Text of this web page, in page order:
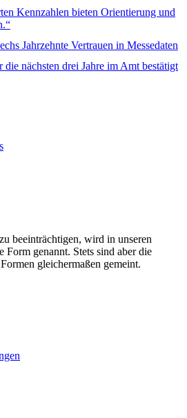
Kennzahlen bieten Orientierung und
Jahrzehnte Vertrauen in Messedaten
nächsten drei Jahre im Amt bestätigt
beeinträchtigen, wird in unseren
Form genannt. Stets sind aber die
gleichermaßen gemeint.